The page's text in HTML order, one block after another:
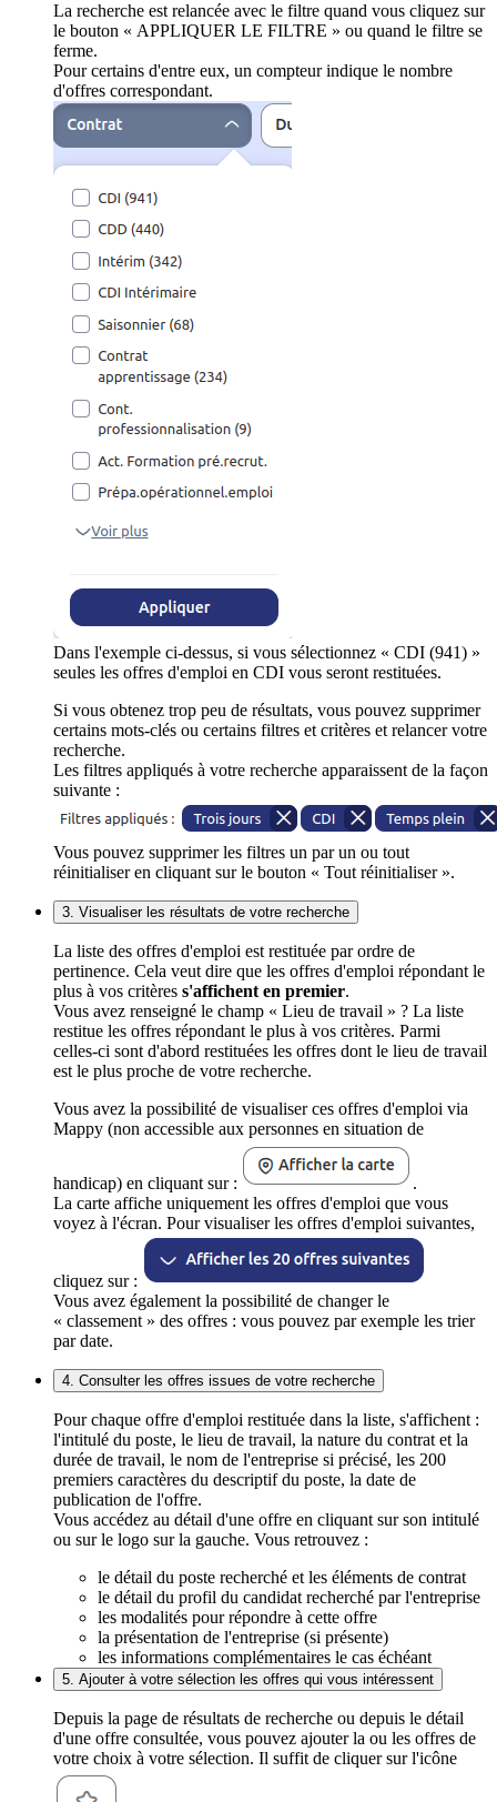
La recherche est relancée avec le filtre quand vous cliquez sur
le bouton « APPLIQUER LE FILTRE » ou quand le filtre se
ferme.
Pour certains d'entre eux, un compteur indique le nombre
d'offres correspondant.
Dans l'exemple ci-dessus, si vous sélectionnez « CDI (941) »
seules les offres d'emploi en CDI vous seront restituées.
Si vous obtenez trop peu de résultats, vous pouvez supprimer
certains mots-clés ou certains filtres et critères et relancer votre
recherche.
Les filtres appliqués à votre recherche apparaissent de la façon
suivante :
Vous pouvez supprimer les filtres un par un ou tout
réinitialiser en cliquant sur le bouton « Tout réinitialiser ».
3. Visualiser les résultats de votre recherche
La liste des offres d'emploi est restituée par ordre de
pertinence. Cela veut dire que les offres d'emploi répondant le
plus à vos critères s'affichent en premier.
Vous avez renseigné le champ « Lieu de travail » ? La liste
restitue les offres répondant le plus à vos critères. Parmi
celles-ci sont d'abord restituées les offres dont le lieu de travail
est le plus proche de votre recherche.
Vous avez la possibilité de visualiser ces offres d'emploi via
Mappy (non accessible aux personnes en situation de
handicap) en cliquant sur :
.
La carte affiche uniquement les offres d'emploi que vous
voyez à l'écran. Pour visualiser les offres d'emploi suivantes,
cliquez sur :
Vous avez également la possibilité de changer le
« classement » des offres : vous pouvez par exemple les trier
par date.
4. Consulter les offres issues de votre recherche
Pour chaque offre d'emploi restituée dans la liste, s'affichent :
l'intitulé du poste, le lieu de travail, la nature du contrat et la
durée de travail, le nom de l'entreprise si précisé, les 200
premiers caractères du descriptif du poste, la date de
publication de l'offre.
Vous accédez au détail d'une offre en cliquant sur son intitulé
ou sur le logo sur la gauche. Vous retrouvez :
le détail du poste recherché et les éléments de contrat
le détail du profil du candidat recherché par l'entreprise
les modalités pour répondre à cette offre
la présentation de l'entreprise (si présente)
les informations complémentaires le cas échéant
5. Ajouter à votre sélection les offres qui vous intéressent
Depuis la page de résultats de recherche ou depuis le détail
d'une offre consultée, vous pouvez ajouter la ou les offres de
votre choix à votre sélection. Il suffit de cliquer sur l'icône